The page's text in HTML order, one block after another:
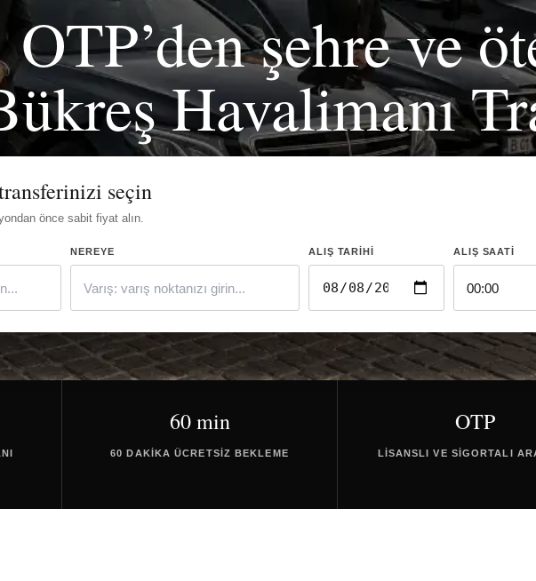
OTP’den şehre ve
Havalimanı
seçin
önce sabit fiyat alın.
NEREYE ALIŞ TARIHI ALIŞ SAATI
60 min
60 DAKIKA ÜCRETSIZ BEKLEME
OTP
LISANSLI VE SIGORTALI